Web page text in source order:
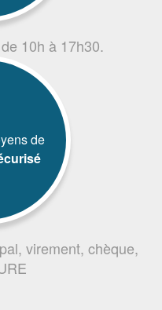
10h à 17h30.
de
virement, chèque,